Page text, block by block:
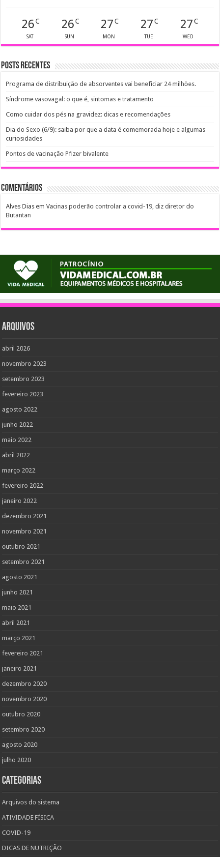
26C
SAT
26C
SUN
27 C
MON
27C
TUE
27C
WED
Posts recentes
Programa de distribuição de absorventes vai beneficiar 24 milhões.
Síndrome vasovagal: o que é, sintomas e tratamento
Como cuidar dos pés na gravidez: dicas e recomendações
Dia do Sexo (6/9): saiba por que a data é comemorada hoje e algumas
curiosidades
Pontos de vacinação Pfizer bivalente
Comentários
Alves Dias emVacinas poderão controlar a covid-19, diz diretor do
Butantan
Arquivos
abril 2026
novembro 2023
setembro 2023
fevereiro 2023
agosto 2022
junho 2022
maio 2022
abril 2022
março 2022
fevereiro 2022
janeiro 2022
dezembro 2021
novembro 2021
outubro 2021
setembro 2021
agosto 2021
junho 2021
maio 2021
abril 2021
março 2021
fevereiro 2021
janeiro 2021
dezembro 2020
novembro 2020
outubro 2020
setembro 2020
agosto 2020
julho 2020
Categorias
Arquivos do sistema
ATIVIDADE FÍSICA
COVID-19
DICAS DE NUTRIÇÃO